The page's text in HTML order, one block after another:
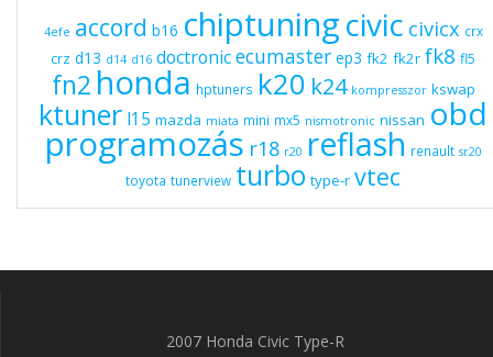
4efe accord b16 chiptuningcivic civicx crx
crz d13 d14 d16 doctronicecumaster ep3 fk2 fk2r fk8 fl5
fn2 honda hptuners k20 k24 kompresszor kswap
ktuner l15 mazda miata mini mx5 nismotronic nissan obd
programozás r18 r20 reflash renault sr20
toyota tunerview turbo type-r vtec
2007 Honda Civic Type-R